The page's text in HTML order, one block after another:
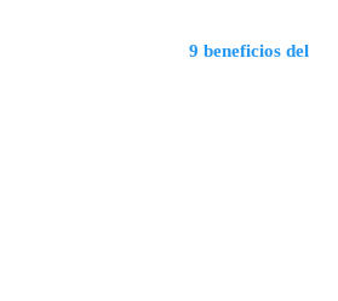
9 beneficios del